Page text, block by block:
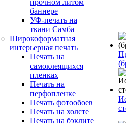
прочном литом
баннере
УФ-печать на
ткани Самба
Широкоформатная
интерьерная печать
Печать на
самоклеящихся
пленках
Печать на
перфопленке
Печать фотообоев
Печать на холсте
Печать на бэклите